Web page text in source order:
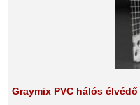
Graymix PVC hálós élvédő